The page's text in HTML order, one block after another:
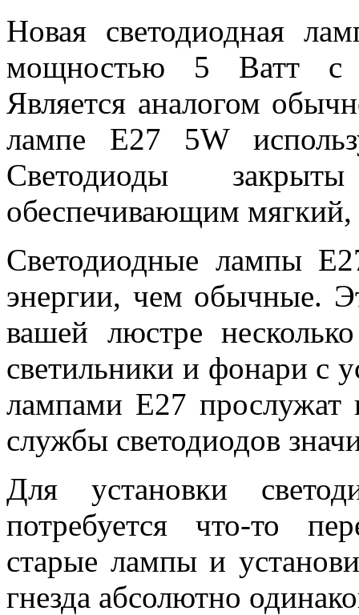
Новая светодиодная
мощностью 5 Ватт с
Является аналогом
лампе E27 5W
Светодиоды
обеспечивающим мягкий,
Светодиодные лампы
энергии, чем обычные.
вашей люстре
светильники и фонари с
лампами E27 прослужат
службы светодиодов
Для установки
потребуется что-то
старые лампы и
гнезда абсолютно